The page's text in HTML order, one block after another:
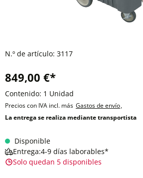
N.º de artículo: 3117
849,00 €*
Contenido: 1 Unidad
Precios con IVA incl. más Gastos de envío,
La entrega se realiza mediante transportista
Disponible
Entrega:4-9 días laborables*
Solo quedan 5 disponibles